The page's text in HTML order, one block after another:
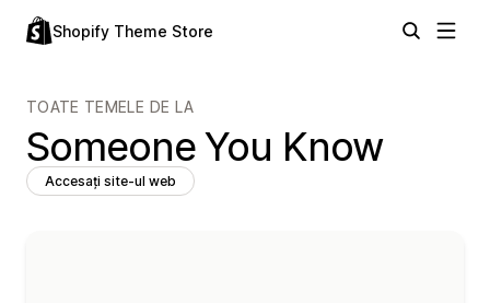
Shopify Theme Store
TOATE TEMELE DE LA
Someone You Know
Accesați site-ul web